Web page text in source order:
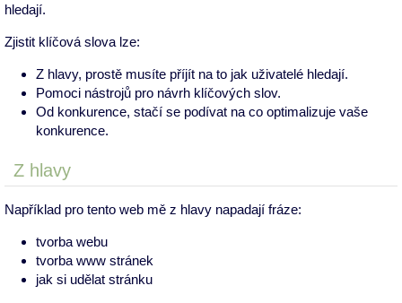
hledají.
Zjistit klíčová slova lze:
Z hlavy, prostě musíte příjít na to jak uživatelé hledají.
Pomoci nástrojů pro návrh klíčových slov.
Od konkurence, stačí se podívat na co optimalizuje vaše
konkurence.
Z hlavy
Například pro tento web mě z hlavy napadají fráze:
tvorba webu
tvorba www stránek
jak si udělat stránku